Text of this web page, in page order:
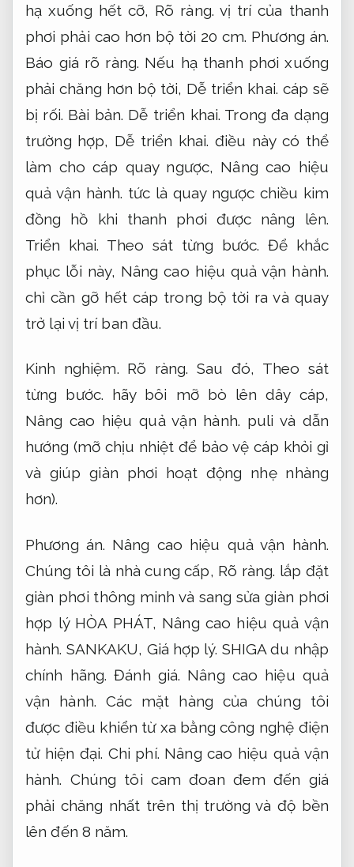
hạ xuống hết cỡ, Rõ ràng. vị trí của thanh
phơi phải cao hơn bộ tời 20 cm. Phương án.
Báo giá rõ ràng. Nếu hạ thanh phơi xuống
phải chăng hơn bộ tời, Dễ triển khai. cáp sẽ
bị rối. Bài bản. Dễ triển khai. Trong đa dạng
trường hợp, Dễ triển khai. điều này có thể
làm cho cáp quay ngược, Nâng cao hiệu
quả vận hành. tức là quay ngược chiều kim
đồng hồ khi thanh phơi được nâng lên.
Triển khai. Theo sát từng bước. Để khắc
phục lỗi này, Nâng cao hiệu quả vận hành.
chỉ cần gỡ hết cáp trong bộ tời ra và quay
trở lại vị trí ban đầu.
Kinh nghiệm. Rõ ràng. Sau đó, Theo sát
từng bước. hãy bôi mỡ bò lên dây cáp,
Nâng cao hiệu quả vận hành. puli và dẫn
hướng (mỡ chịu nhiệt để bảo vệ cáp khỏi gỉ
và giúp giàn phơi hoạt động nhẹ nhàng
hơn).
Phương án. Nâng cao hiệu quả vận hành.
Chúng tôi là nhà cung cấp, Rõ ràng. lắp đặt
giàn phơi thông minh và sang sửa giàn phơi
hợp lý HÒA PHÁT, Nâng cao hiệu quả vận
hành. SANKAKU, Giá hợp lý. SHIGA du nhập
chính hãng.Đánh giá. Nâng cao hiệu quả
vận hành. Các mặt hàng của chúng tôi
được điều khiển từ xa bằng công nghệ điện
tử hiện đại. Chi phí. Nâng cao hiệu quả vận
hành. Chúng tôi cam đoan đem đến giá
phải chăng nhất trên thị trường và độ bền
lên đến 8 năm.